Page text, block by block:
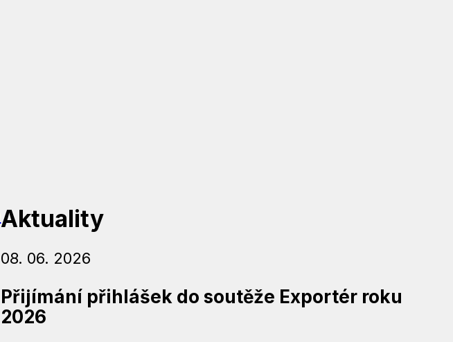
Aktuality
08. 06. 2026
Přijímání přihlášek do soutěže Exportér roku
2026